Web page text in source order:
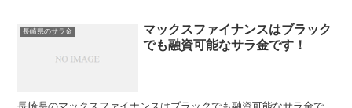
長崎県のサラ金
マックスファイナンスはブラック
でも融資可能なサラ金です！